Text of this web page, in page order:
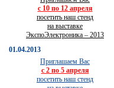
с 10 по 12 апреля
посетить наш стенд
на выставке
ЭкспоЭлектроника – 2013
01.04.2013
Приглашаем Вас
с 2 по 5 апреля
посетить наш стенд